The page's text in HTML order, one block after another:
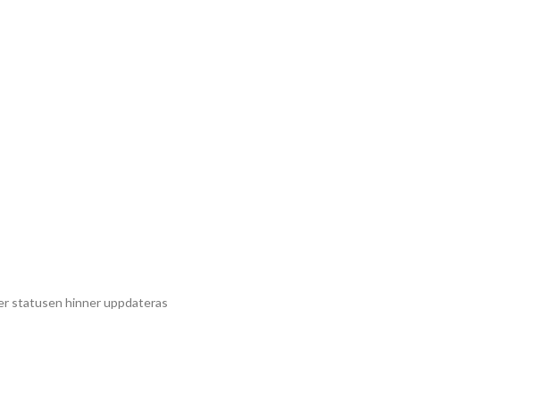
statusen hinner uppdateras